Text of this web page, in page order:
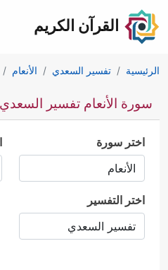
القرآن الكريم
الرئيسية تفسير السعدي الأنعام
سورة الأنعام تفسير السعدي
اختر سورة
اختر التفسير